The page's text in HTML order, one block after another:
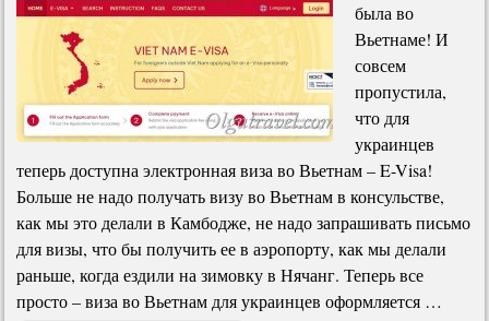
была во
Вьетнаме! И
совсем
пропустила,
что для
украинцев
теперь доступна электронная виза во Вьетнам – E-Visa!
Больше не надо получать визу во Вьетнам в консульстве,
как мы это делали в Камбодже, не надо запрашивать письмо
для визы, что бы получить ее в аэропорту, как мы делали
раньше, когда ездили на зимовку в Нячанг. Теперь все
просто – виза во Вьетнам для украинцев оформляется …